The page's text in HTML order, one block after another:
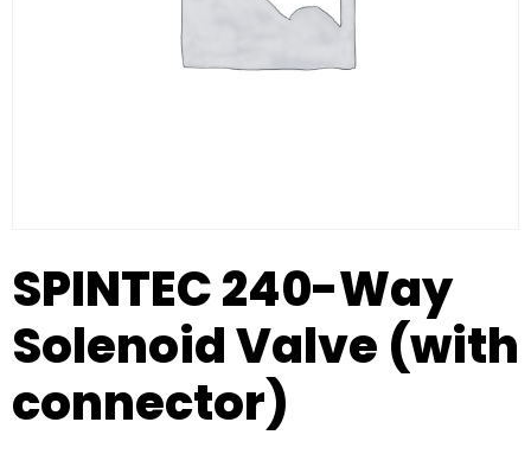
SPINTEC 240-Way
Solenoid Valve (with
connector)